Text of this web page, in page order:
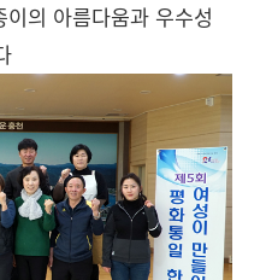
의 아름다움과 우수성